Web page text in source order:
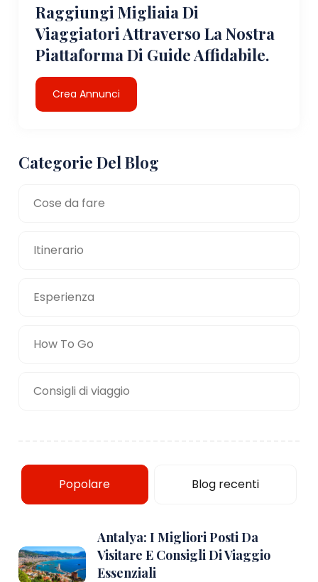
Raggiungi Migliaia Di
Viaggiatori Attraverso La Nostra
Piattaforma Di Guide Affidabile.
Crea Annunci
Categorie Del Blog
Cose da fare
Itinerario
Esperienza
How To Go
Consigli di viaggio
Popolare Blog recenti
Antalya: I Migliori Posti Da
Visitare E Consigli Di Viaggio
Essenziali